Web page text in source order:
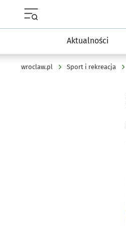
Aktualności
wroclaw.pl Sport i rekreacja